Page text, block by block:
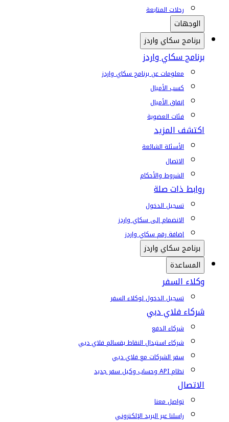
رحلات المتابعة
الوجهات
برنامج سكاي واردز
برنامج سكاي واردز
معلومات عن برنامج سكاي واردز
كسب الأميال
إنفاق الأميال
فئات العضوية
اكتشف المزيد
الأسئلة الشائعة
الاتصال
الشروط والأحكام
روابط ذات صلة
تسجيل الدخول
الانضمام إلى سكاي واردز
إضافة رقم سكاي واردز
برنامج سكاي واردز
المساعدة
وكلاء السفر
تسجيل الدخول لوكلاء السفر
شركاء فلاي دبي
شركاء الدفع
شركاء استبدال النقاط بقسائم فلاي دبي
سفر الشركات مع فلاي دبي
نظام API وحساب وكيل سفر جديد
الاتصال
تواصل معنا
راسلنا عبر البريد الإلكتروني